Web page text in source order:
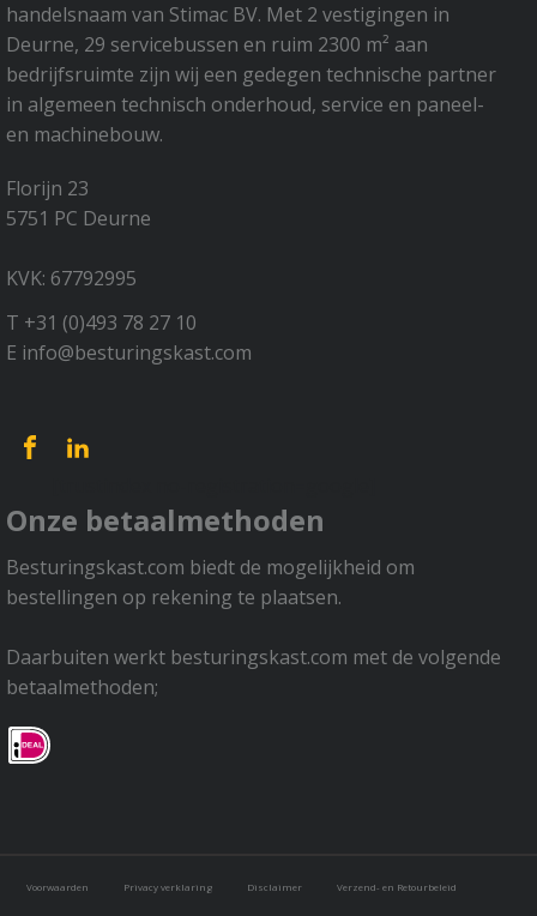
handelsnaam van Stimac BV. Met 2 vestigingen in
Deurne, 29 servicebussen en ruim 2300 m² aan
bedrijfsruimte zijn wij een gedegen technische partner
in algemeen technisch onderhoud, service en paneel-
en machinebouw.
Florijn 23
5751 PC Deurne
KVK: 67792995
T +31 (0)493 78 27 10
E info@besturingskast.com
Onze betaalmethoden
Besturingskast.com biedt de mogelijkheid om
bestellingen op rekening te plaatsen.
Daarbuiten werkt besturingskast.com met de volgende
betaalmethoden;
Voorwaarden Privacy verklaring Disclaimer Verzend- en Retourbeleid